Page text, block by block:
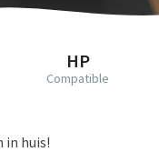
HP
Compatible
in huis!